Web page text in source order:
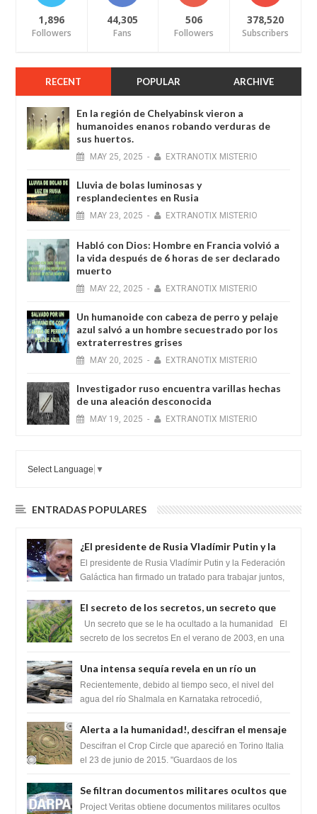
1,896
Followers
44,305
Fans
506
Followers
378,520
Subscribers
RECENT POPULAR ARCHIVE
En la región de Chelyabinsk vieron a
humanoides enanos robando verduras de
sus huertos.
MAY 25, 2025 - EXTRANOTIX MISTERIO
Lluvia de bolas luminosas y
resplandecientes en Rusia
MAY 23, 2025 - EXTRANOTIX MISTERIO
Habló con Dios: Hombre en Francia volvió a
la vida después de 6 horas de ser declarado
muerto
MAY 22, 2025 - EXTRANOTIX MISTERIO
Un humanoide con cabeza de perro у pelaje
azul salvó a un hombre secuestrado por los
extraterrestres grises
MAY 20, 2025 - EXTRANOTIX MISTERIO
Investigador ruso encuentra varillas hechas
de una aleación desconocida
MAY 19, 2025 - EXTRANOTIX MISTERIO
Select Language ▼
ENTRADAS POPULARES
¿El presidente de Rusia Vladímir Putin y la
Federación Galactica han firmado un
tratado para acabar con los Sionistas?
El presidente de Rusia Vladímir Putin y la Federación
Galáctica han firmado un tratado para trabajar juntos,
El secreto de los secretos, un secreto que
cambiaría por completo el destino de la
humanidad
Un secreto que se le ha ocultado a la humanidad El
secreto de los secretos En el verano de 2003, en una
Una intensa sequía revela en un río un
impresionante hallazgo de miles de Shiva
Lingas
Recientemente, debido al tiempo seco, el nivel del
agua del río Shalmala en Karnataka retrocedió,
Alerta a la humanidad!, descifran el mensaje
del Crop Circle de Torino ,Italia
Descifran el Crop Circle que apareció en Torino Italia
el 23 de junio de 2015. "Guardaos de los
Se filtran documentos militares ocultos que
muestran la intención de los NIH de crear el
Project Veritas obtiene documentos militares ocultos